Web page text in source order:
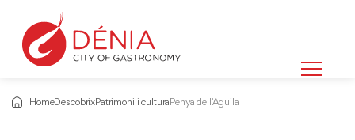
HomeDescobrixPatrimoni i cultura Penya de l'Aguila